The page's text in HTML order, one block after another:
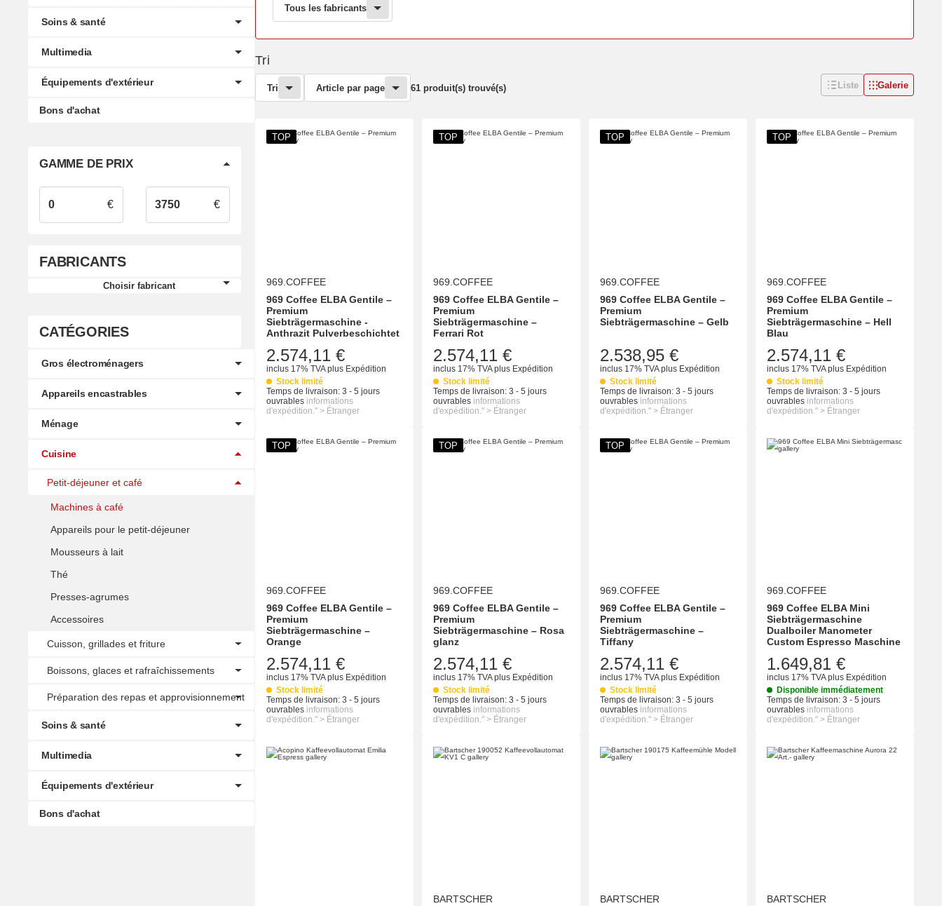
Tous les fabricants
Tri
Tri Article par page 61 produit(s) trouvé(s) Liste Galerie
TOP
969.COFFEE
969 Coffee ELBA Gentile –
Premium
Siebträgermaschine -
Anthrazit Pulverbeschichtet
2.574,11 €
inclus 17% TVAplus Expédition
Stock limité
Temps de livraison: 3 - 5 jours
ouvrables informations
d'expédition." > Étranger
TOP
969.COFFEE
969 Coffee ELBA Gentile –
Premium
Siebträgermaschine –
Ferrari Rot
2.574,11 €
inclus 17% TVAplus Expédition
Stock limité
Temps de livraison: 3 - 5 jours
ouvrables informations
d'expédition." > Étranger
TOP
969.COFFEE
969 Coffee ELBA Gentile –
Premium
Siebträgermaschine – Gelb
2.538,95 €
inclus 17% TVAplus Expédition
Stock limité
Temps de livraison: 3 - 5 jours
ouvrables informations
d'expédition." > Étranger
TOP
969.COFFEE
969 Coffee ELBA Gentile –
Premium
Siebträgermaschine – Hell
Blau
2.574,11 €
inclus 17% TVAplus Expédition
Stock limité
Temps de livraison: 3 - 5 jours
ouvrables informations
d'expédition." > Étranger
TOP
969.COFFEE
969 Coffee ELBA Gentile –
Premium
Siebträgermaschine –
Orange
2.574,11 €
inclus 17% TVAplus Expédition
Stock limité
Temps de livraison: 3 - 5 jours
ouvrables informations
d'expédition." > Étranger
TOP
969.COFFEE
969 Coffee ELBA Gentile –
Premium
Siebträgermaschine – Rosa
glanz
2.574,11 €
inclus 17% TVAplus Expédition
Stock limité
Temps de livraison: 3 - 5 jours
ouvrables informations
d'expédition." > Étranger
TOP
969.COFFEE
969 Coffee ELBA Gentile –
Premium
Siebträgermaschine –
Tiffany
2.574,11 €
inclus 17% TVAplus Expédition
Stock limité
Temps de livraison: 3 - 5 jours
ouvrables informations
d'expédition." > Étranger
969.COFFEE
969 Coffee ELBA Mini
Siebträgermaschine
Dualboiler Manometer
Custom Espresso Maschine
1.649,81 €
inclus 17% TVAplus Expédition
Disponible immédiatement
Temps de livraison: 3 - 5 jours
ouvrables informations
d'expédition." > Étranger
BARTSCHER
BARTSCHER
BARTSCHER
Soins & santé
Multimedia
Équipements d'extérieur
Bons d'achat
GAMME DE PRIX
€ €
FABRICANTS
Choisir fabricant
CATÉGORIES
Gros électroménagers
Appareils encastrables
Ménage
Cuisine
Petit-déjeuner et café
Machines à café
Appareils pour le petit-déjeuner
Mousseurs à lait
Thé
Presses-agrumes
Accessoires
Cuisson, grillades et friture
Boissons, glaces et rafraîchissements
Préparation des repas et approvisionnement
Soins & santé
Multimedia
Équipements d'extérieur
Bons d'achat